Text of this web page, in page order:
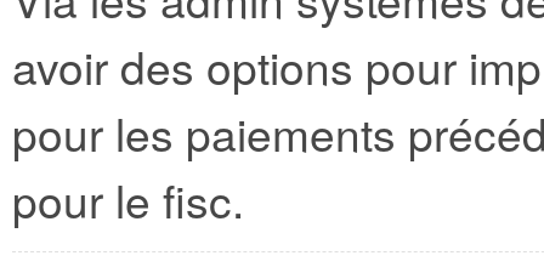
avoir des options pour
pour les paiements
pour le fisc.